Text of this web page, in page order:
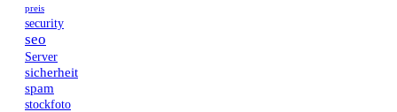
preis
security
seo
Server
sicherheit
spam
stockfoto